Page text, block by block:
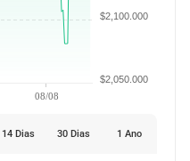
08/08
$2,050.000
$2,100.000
14 Dias 30 Dias 1 Ano